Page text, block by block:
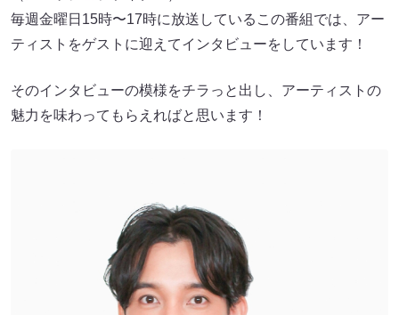
毎週金曜日15時〜17時に放送しているこの番組では、アー
ティストをゲストに迎えてインタビューをしています！
そのインタビューの模様をチラっと出し、アーティストの
魅力を味わってもらえればと思います！